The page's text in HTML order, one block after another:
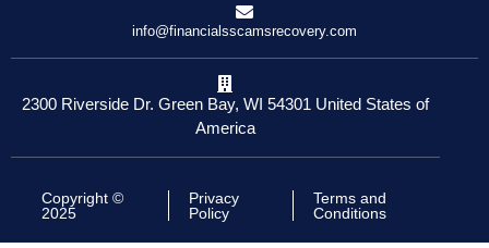
info@financialsscamsrecovery.com
2300 Riverside Dr. Green Bay, WI 54301 United States of
America
Copyright ©
2025
Privacy
Policy
Terms and
Conditions